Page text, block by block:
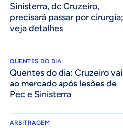
Sinisterra, do Cruzeiro,
precisará passar por cirurgia;
veja detalhes
QUENTES DO DIA
Quentes do dia: Cruzeiro vai
ao mercado após lesões de
Pec e Sinisterra
ARBITRAGEM